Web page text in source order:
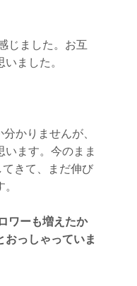
じました。お互
ました。
かりませんが、
ます。今のまま
きて、まだ伸び
ワーも増えたか
おっしゃっていま